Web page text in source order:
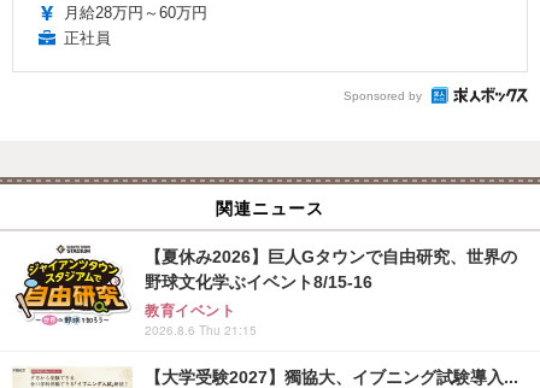
月給28万円～60万円
正社員
Sponsored by
関連ニュース
【夏休み2026】巨人Gタウンで自由研究、世界の
野球文化学ぶイベント8/15-16
教育イベント
2026.8.6 Thu 21:15
【大学受験2027】獨協大、イブニング試験導入...